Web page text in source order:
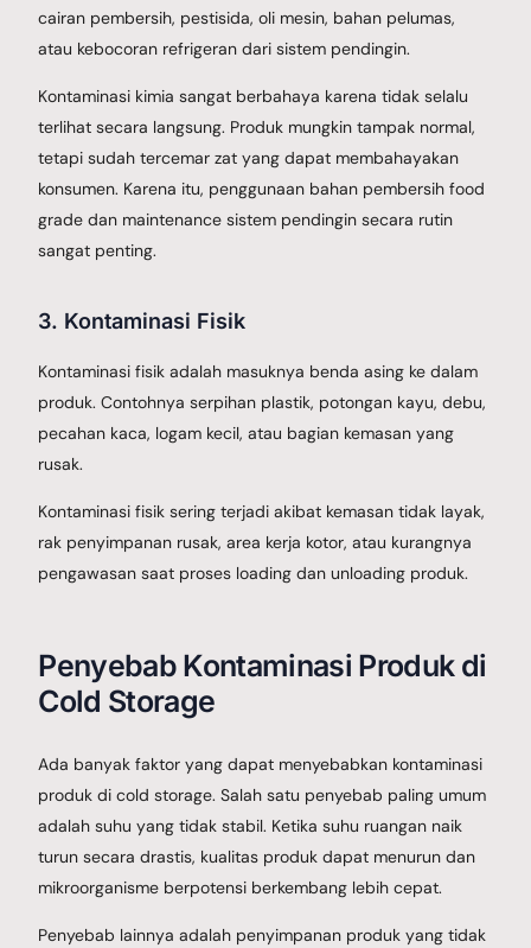
cairan pembersih, pestisida, oli mesin, bahan pelumas,
atau kebocoran refrigeran dari sistem pendingin.
Kontaminasi kimia sangat berbahaya karena tidak selalu
terlihat secara langsung. Produk mungkin tampak normal,
tetapi sudah tercemar zat yang dapat membahayakan
konsumen. Karena itu, penggunaan bahan pembersih food
grade dan maintenance sistem pendingin secara rutin
sangat penting.
3. Kontaminasi Fisik
Kontaminasi fisik adalah masuknya benda asing ke dalam
produk. Contohnya serpihan plastik, potongan kayu, debu,
pecahan kaca, logam kecil, atau bagian kemasan yang
rusak.
Kontaminasi fisik sering terjadi akibat kemasan tidak layak,
rak penyimpanan rusak, area kerja kotor, atau kurangnya
pengawasan saat proses loading dan unloading produk.
Penyebab Kontaminasi Produk di
Cold Storage
Ada banyak faktor yang dapat menyebabkan kontaminasi
produk di cold storage. Salah satu penyebab paling umum
adalah suhu yang tidak stabil. Ketika suhu ruangan naik
turun secara drastis, kualitas produk dapat menurun dan
mikroorganisme berpotensi berkembang lebih cepat.
Penyebab lainnya adalah penyimpanan produk yang tidak